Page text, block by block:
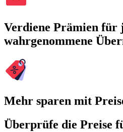
Verdiene Prämien für
wahrgenommene
Mehr sparen mit
Überprüfe die Preise